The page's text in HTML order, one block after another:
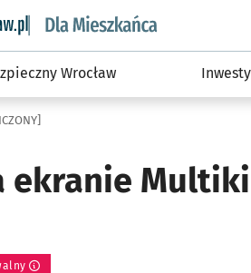
wroclaw.pl podserwis: Dla
Wrocław
ekranie